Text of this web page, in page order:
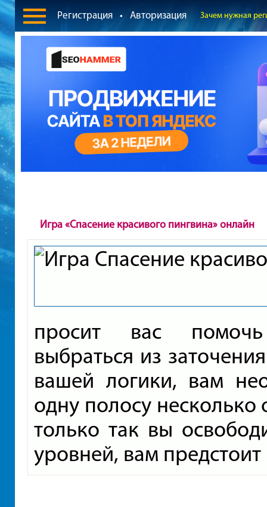
Регистрация • Авторизация Зачем нужная
Игра «Спасение красивого пингвина» онлайн
просит вас
выбраться из
вашей логики, вам
одну полосу
только так вы
уровней, вам